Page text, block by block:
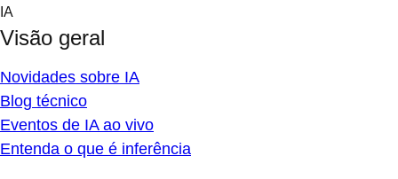
Skip
content
IA
Visão geral
Novidades sobre IA
Blog técnico
Eventos de IA ao vivo
Entenda o que é inferência